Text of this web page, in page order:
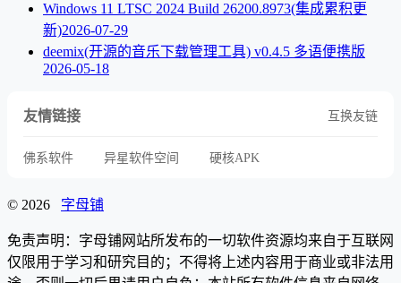
Windows 11 LTSC 2024 Build 26200.8973(集成累积更
新)2026-07-29
deemix(开源的音乐下载管理工具) v0.4.5 多语便携版
2026-05-18
友情链接 互换友链
佛系软件 异星软件空间 硬核APK
© 2026 字母铺
免责声明：字母铺网站所发布的一切软件资源均来自于互联网
仅限用于学习和研究目的；不得将上述内容用于商业或非法用